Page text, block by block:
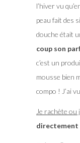
l’hiver vu
peau fait des
douche était
coup son
c’est un
mousse bien
compo ! J’ai
Je rachète ou
directement